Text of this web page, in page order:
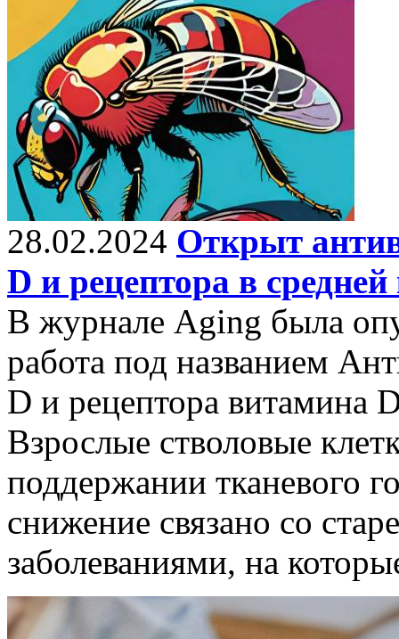
28.02.2024 Открыт
D и рецептора в
В журнале Aging была
работа под названием
D и рецептора витамина
Взрослые стволовые
поддержании тканевого
снижение связано со
заболеваниями, на